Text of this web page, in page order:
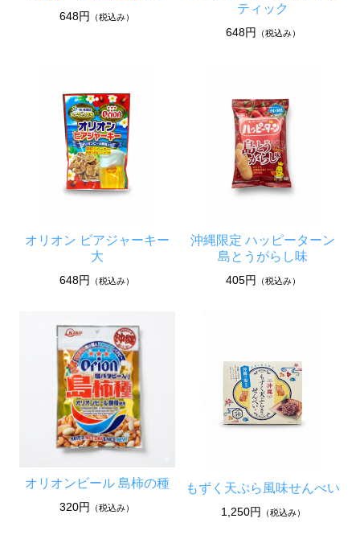
648円 （税込み）
ティック
648円 （税込み）
オリオン ビアジャーキー
大
648円 （税込み）
沖縄限定 ハッピーターン
島とうがらし味
405円 （税込み）
オリオンビール 島柿の種
320円 （税込み）
もずく天ぷら風味せんべい
1,250円 （税込み）